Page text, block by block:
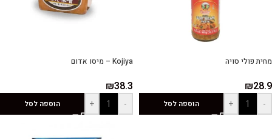
מחית פולי סויה
₪28.9
-
+ הוספה לסל
Kojiya – מיסו אדום
₪38.3
-
+ הוספה לסל